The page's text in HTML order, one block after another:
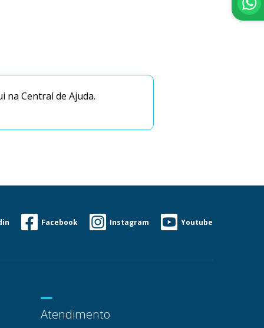
na Central de Ajuda.
Facebook Instagram Youtube
Atendimento